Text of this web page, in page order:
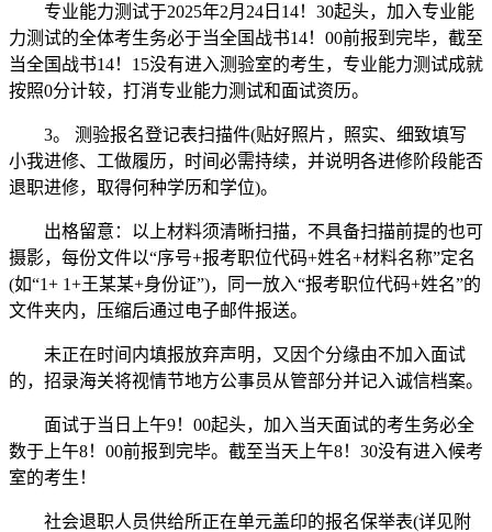
专业能力测试于2025年2月24日14！30起头，加入专业能
力测试的全体考生务必于当全国战书14！00前报到完毕，截至
当全国战书14！15没有进入测验室的考生，专业能力测试成就
按照0分计较，打消专业能力测试和面试资历。
3。 测验报名登记表扫描件(贴好照片，照实、细致填写
小我进修、工做履历，时间必需持续，并说明各进修阶段能否
退职进修，取得何种学历和学位)。
出格留意：以上材料须清晰扫描，不具备扫描前提的也可
摄影，每份文件以“序号+报考职位代码+姓名+材料名称”定名
(如“1+ 1+王某某+身份证”)，同一放入“报考职位代码+姓名”的
文件夹内，压缩后通过电子邮件报送。
未正在时间内填报放弃声明，又因个分缘由不加入面试
的，招录海关将视情节地方公事员从管部分并记入诚信档案。
面试于当日上午9！00起头，加入当天面试的考生务必全
数于上午8！00前报到完毕。截至当天上午8！30没有进入候考
室的考生！
社会退职人员供给所正在单元盖印的报名保举表(详见附